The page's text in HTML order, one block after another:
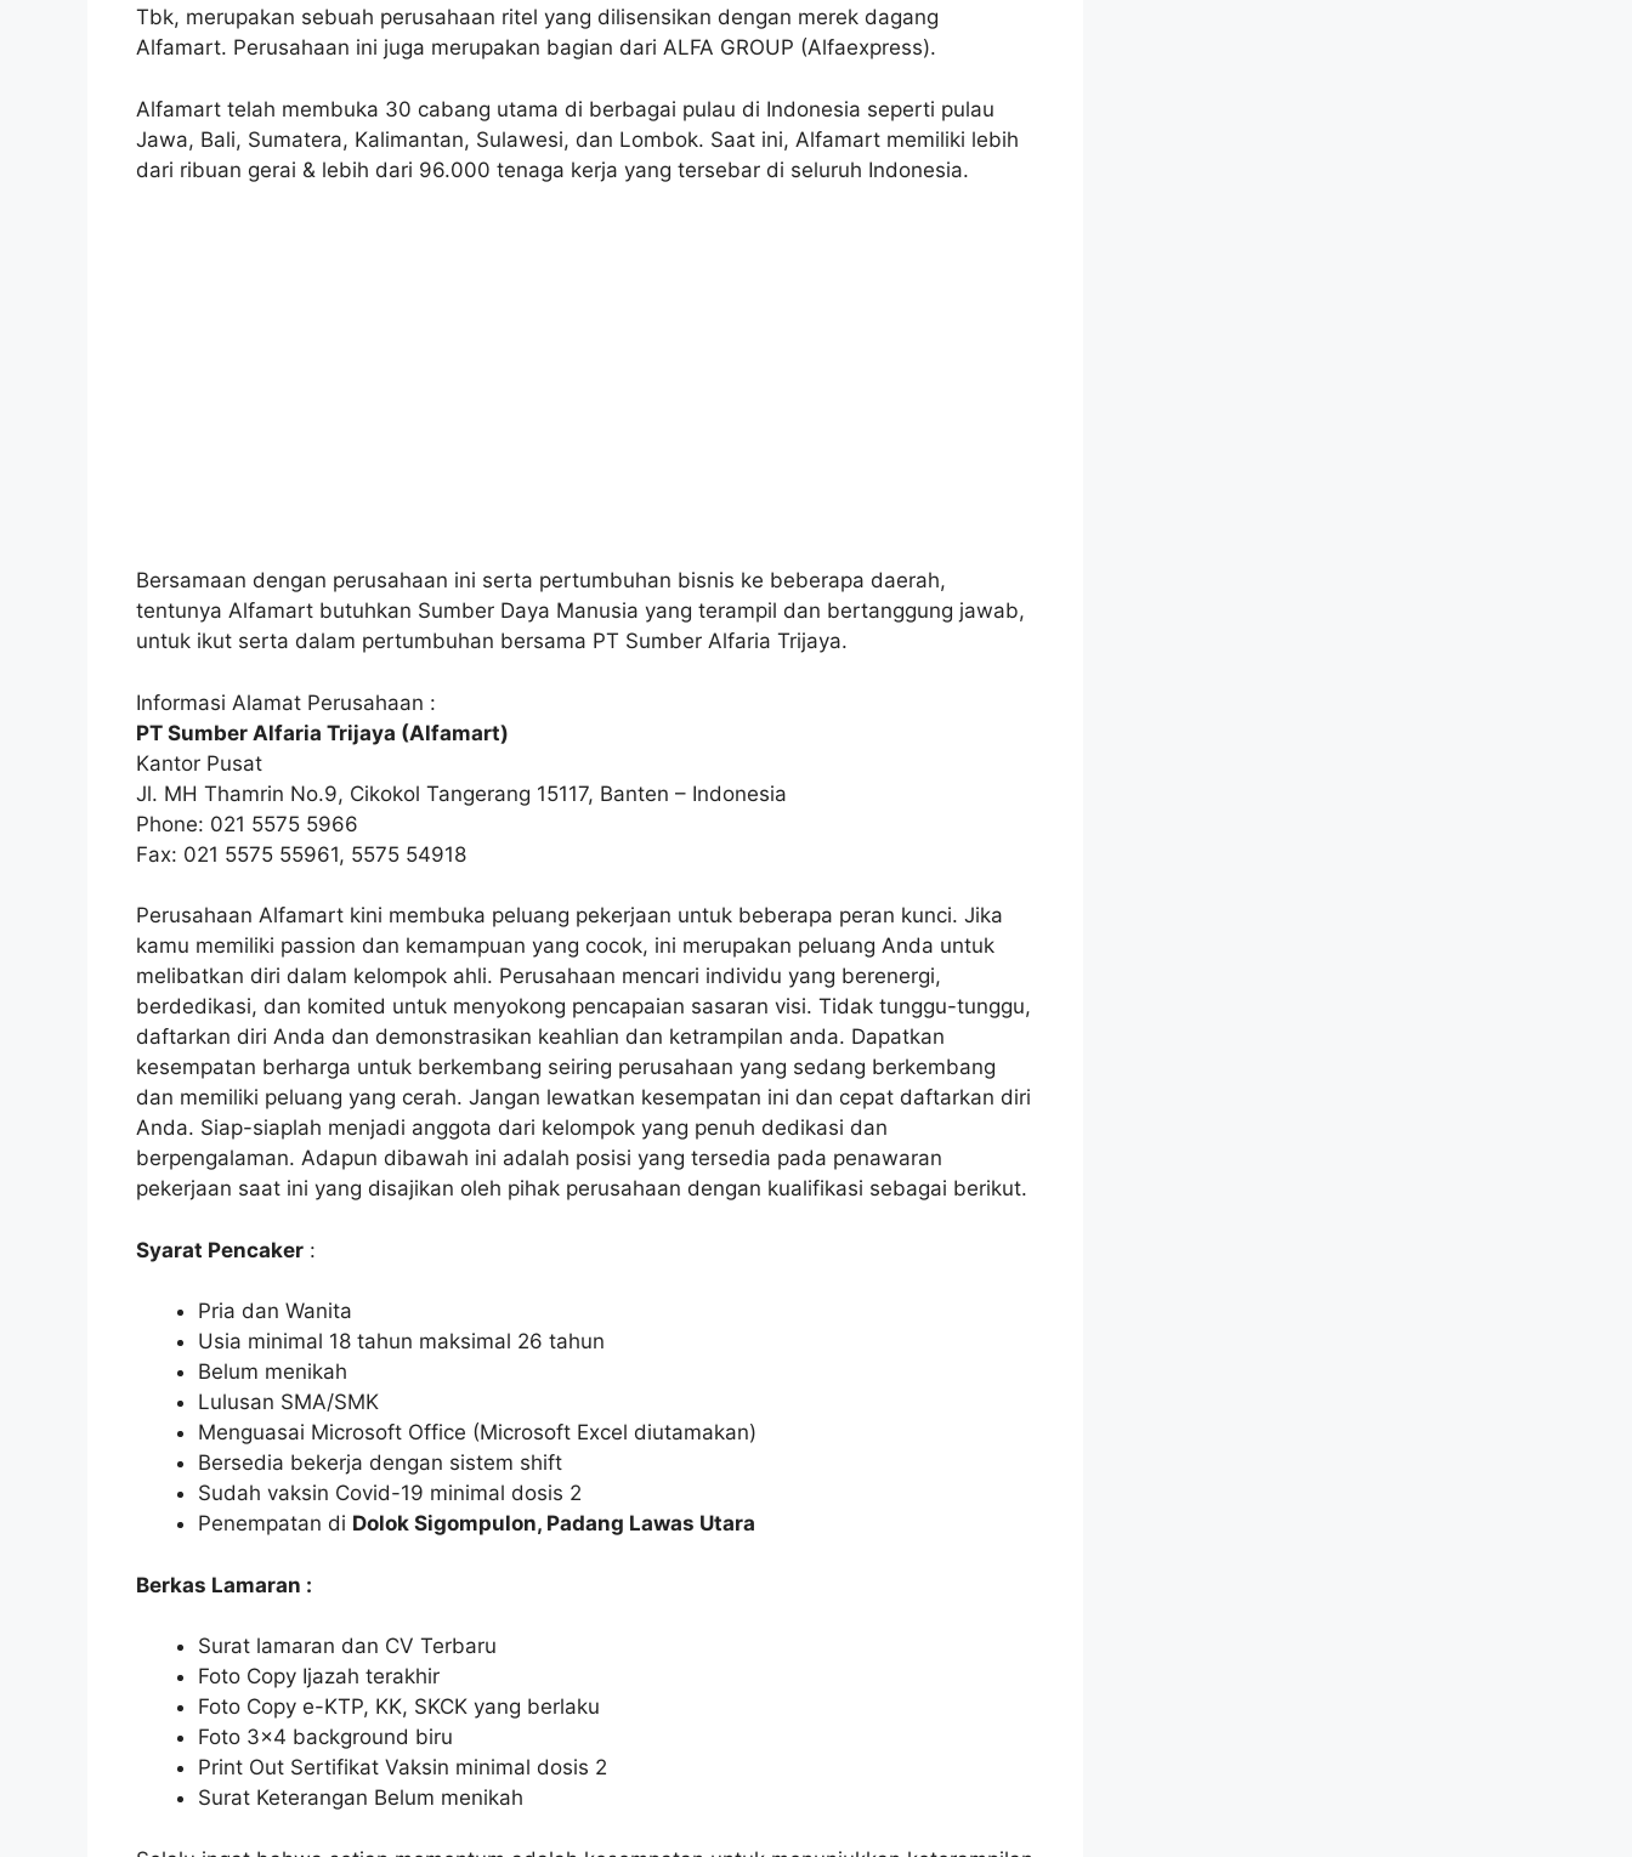
Tbk, merupakan sebuah perusahaan ritel yang dilisensikan dengan merek dagang
Alfamart. Perusahaan ini juga merupakan bagian dari ALFA GROUP (Alfaexpress).
Alfamart telah membuka 30 cabang utama di berbagai pulau di Indonesia seperti pulau
Jawa, Bali, Sumatera, Kalimantan, Sulawesi, dan Lombok. Saat ini, Alfamart memiliki lebih
dari ribuan gerai & lebih dari 96.000 tenaga kerja yang tersebar di seluruh Indonesia.
Bersamaan dengan perusahaan ini serta pertumbuhan bisnis ke beberapa daerah,
tentunya Alfamart butuhkan Sumber Daya Manusia yang terampil dan bertanggung jawab,
untuk ikut serta dalam pertumbuhan bersama PT Sumber Alfaria Trijaya.
Informasi Alamat Perusahaan :
PT Sumber Alfaria Trijaya (Alfamart)
Kantor Pusat
Jl. MH Thamrin No.9, Cikokol Tangerang 15117, Banten – Indonesia
Phone: 021 5575 5966
Fax: 021 5575 55961, 5575 54918
Perusahaan Alfamart kini membuka peluang pekerjaan untuk beberapa peran kunci. Jika
kamu memiliki passion dan kemampuan yang cocok, ini merupakan peluang Anda untuk
melibatkan diri dalam kelompok ahli. Perusahaan mencari individu yang berenergi,
berdedikasi, dan komited untuk menyokong pencapaian sasaran visi. Tidak tunggu-tunggu,
daftarkan diri Anda dan demonstrasikan keahlian dan ketrampilan anda. Dapatkan
kesempatan berharga untuk berkembang seiring perusahaan yang sedang berkembang
dan memiliki peluang yang cerah. Jangan lewatkan kesempatan ini dan cepat daftarkan diri
Anda. Siap-siaplah menjadi anggota dari kelompok yang penuh dedikasi dan
berpengalaman. Adapun dibawah ini adalah posisi yang tersedia pada penawaran
pekerjaan saat ini yang disajikan oleh pihak perusahaan dengan kualifikasi sebagai berikut.
Syarat Pencaker :
Pria dan Wanita
Usia minimal 18 tahun maksimal 26 tahun
Belum menikah
Lulusan SMA/SMK
Menguasai Microsoft Office (Microsoft Excel diutamakan)
Bersedia bekerja dengan sistem shift
Sudah vaksin Covid-19 minimal dosis 2
Penempatan di Dolok Sigompulon, Padang Lawas Utara
Berkas Lamaran :
Surat lamaran dan CV Terbaru
Foto Copy Ijazah terakhir
Foto Copy e-KTP, KK, SKCK yang berlaku
Foto 3×4 background biru
Print Out Sertifikat Vaksin minimal dosis 2
Surat Keterangan Belum menikah